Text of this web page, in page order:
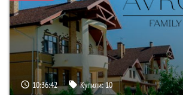
10:36:41 Купили:10